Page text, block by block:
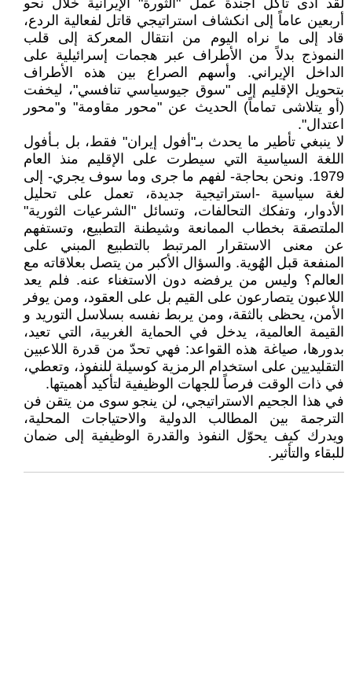
لقد أدى تآكل أجندة عمل "الثورة" الإيرانية خلال نحو
أربعين عاماً إلى انكشاف استراتيجي قاتل لفعالية الردع،
قاد إلى ما نراه اليوم من انتقال المعركة إلى قلب
النموذج بدلاً من الأطراف عبر هجمات إسرائيلية على
الداخل الإيراني. وأسهم الصراع بين هذه الأطراف
بتحويل الإقليم إلى "سوق جيوسياسي تنافسي"، ليخفت
(أو يتلاشى تماماً) الحديث عن "محور مقاومة" و"محور
اعتدال".
لا ينبغي تأطير ما يحدث بـ"أفول إيران" فقط، بل بـأفول
اللغة السياسية التي سيطرت على الإقليم منذ العام
1979. ونحن بحاجة- لفهم ما جرى وما سوف يجري- إلى
لغة سياسية -استراتيجية جديدة، تعمل على تحليل
الأدوار، وتفكك التحالفات، وتسائل "الشرعيات الثورية"
الملتصقة بخطاب الممانعة وشيطنة التطبيع، وتستفهم
عن معنى الاستقرار المرتبط بالتطبيع المبني على
المنفعة قبل الهُوية. والسؤال الأكبر من يتصل بعلاقاته مع
العالم؟ وليس من يرفضه دون الاستغناء عنه. فلم يعد
اللاعبون يتصارعون على القيم بل على العقود، ومن يوفر
الأمن، يحظى بالثقة، ومن يربط نفسه بسلاسل التوريد و
القيمة العالمية، يدخل في الحماية الغربية، التي تعيد،
بدورها، صياغة هذه القواعد: فهي تحدّ من قدرة اللاعبين
التقليديين على استخدام الرمزية كوسيلة للنفوذ، وتعطي،
في ذات الوقت فرصاً للجهات الوظيفية لتأكيد أهميتها.
في هذا الجحيم الاستراتيجي، لن ينجو سوى من يتقن فن
الترجمة بين المطالب الدولية والاحتياجات المحلية،
ويدرك كيف يحوّل النفوذ والقدرة الوظيفية إلى ضمان
للبقاء والتأثير.